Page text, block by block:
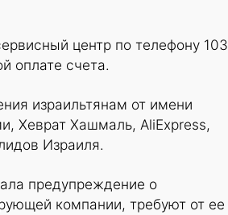
центр по телефону 103
оплате счета.
израильтянам от имени
Хеврат Хашмаль, AliExpress,
Израиля.
предупреждение о
компании, требуют от ее